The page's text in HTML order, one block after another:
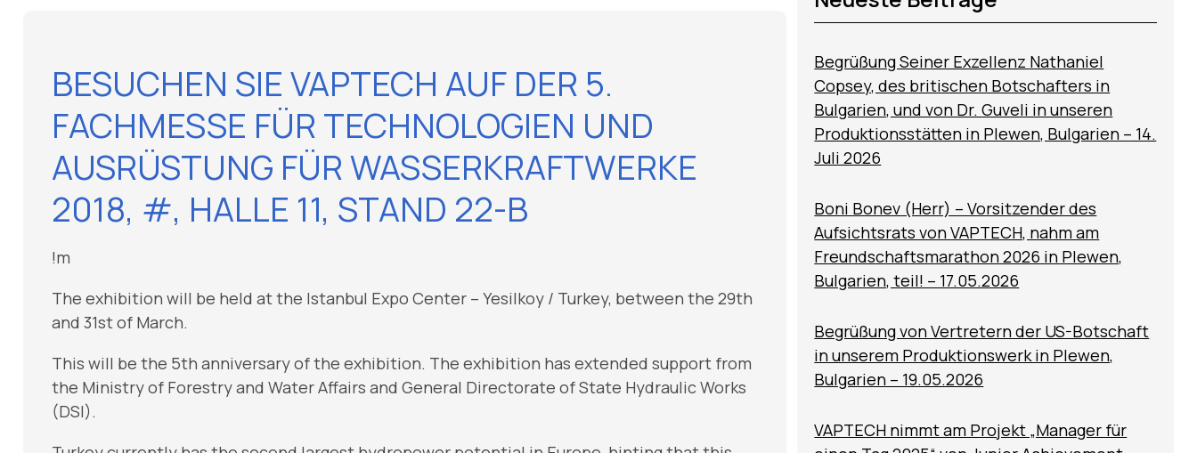
BESUCHEN SIE VAPTECH AUF DER 5.
FACHMESSE FÜR TECHNOLOGIEN UND
AUSRÜSTUNG FÜR WASSERKRAFTWERKE
2018, #, HALLE 11, STAND 22-B
!m
The exhibition will be held at the Istanbul Expo Center – Yesilkoy / Turkey, between the 29th
and 31st of March.
This will be the 5th anniversary of the exhibition. The exhibition has extended support from
the Ministry of Forestry and Water Affairs and General Directorate of State Hydraulic Works
(DSI).
Begrüßung Seiner Exzellenz Nathaniel
Copsey, des britischen Botschafters in
Bulgarien, und von Dr. Guveli in unseren
Produktionsstätten in Plewen, Bulgarien – 14.
Juli 2026
Boni Bonev (Herr) – Vorsitzender des
Aufsichtsrats von VAPTECH, nahm am
Freundschaftsmarathon 2026 in Plewen,
Bulgarien, teil! – 17.05.2026
Begrüßung von Vertretern der US-Botschaft
in unserem Produktionswerk in Plewen,
Bulgarien – 19.05.2026
VAPTECH nimmt am Projekt „Manager für